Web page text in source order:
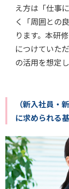
え方は「仕事
く「周囲との
ります。本研
につけていた
の活用を想定
（新入社員・
に求められる